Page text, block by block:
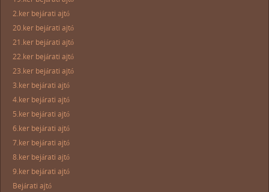
2.ker bejárati ajtó
20.ker bejárati ajtó
21.ker bejárati ajtó
22.ker bejárati ajtó
23.ker bejárati ajtó
3.ker bejárati ajtó
4.ker bejárati ajtó
5.ker bejárati ajtó
6.ker bejárati ajtó
7.ker bejárati ajtó
8.ker bejárati ajtó
9.ker bejárati ajtó
Bejárati ajtó